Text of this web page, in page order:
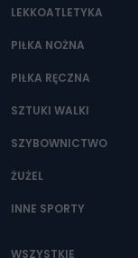
Przetwarzane
zostały
które zostały
kontaktowy, adres
oraz partnerzy
biznesowej
Jak
danych
Można to zrobić
e-mailowo pod
LEKKOATLETYKA
PIŁKA NOŻNA
PIŁKA RĘCZNA
SZTUKI WALKI
SZYBOWNICTWO
ŻUŻEL
INNE SPORTY
WSZYSTKIE